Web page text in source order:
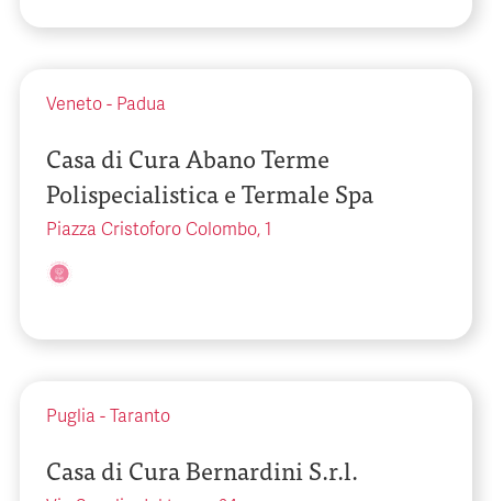
Veneto - Padua
Casa di Cura Abano Terme
Polispecialistica e Termale Spa
Piazza Cristoforo Colombo, 1
Puglia - Taranto
Casa di Cura Bernardini S.r.l.